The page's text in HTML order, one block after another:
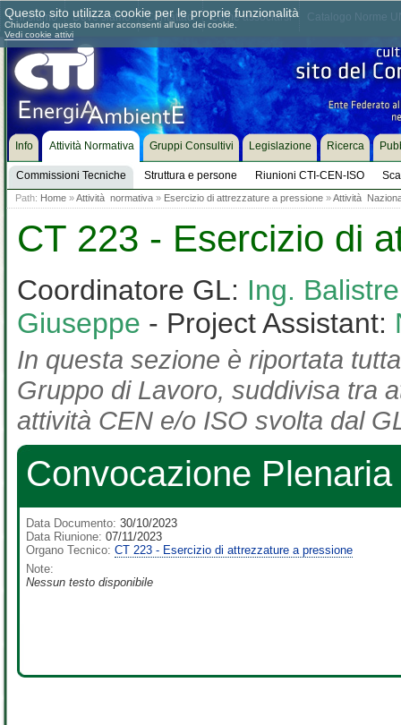
Chi siamo Dove siamo Contattaci Come associarsi
Info Attività Normativa
Commissioni Tecniche Struttura e persone Riunioni CTI-CEN-ISO
Gruppi Consultivi Legislazione Ricerca
Path: Home »Attività normativa » Esercizio di attrezzature a pressione »Attività
CT 223 - Esercizio di
Coordinatore GL: Ing.
Giuseppe - Project Assistant:
In questa sezione è riportata
Gruppo di Lavoro, suddivisa tra
attività CEN e/o ISO svolta dal
Convocazione
Data Documento: 30/10/2023
Data Riunione: 07/11/2023
Organo Tecnico: CT 223 - Esercizio di attrezzature a pressione
Note:
Nessun testo disponibile
Questo sito utilizza cookie per le proprie funzionalità
Chiudendo questo banner acconsenti all'uso dei cookie.
Vedi cookie attivi